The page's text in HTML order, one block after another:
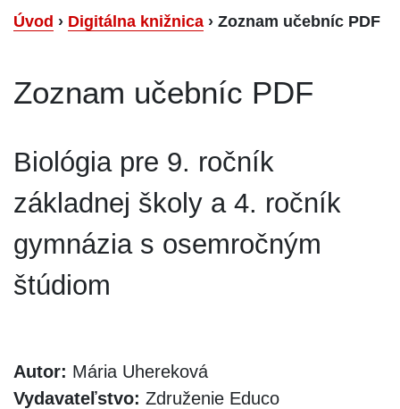
Úvod › Digitálna knižnica › Zoznam učebníc PDF
Zoznam učebníc PDF
Biológia pre 9. ročník
základnej školy a 4. ročník
gymnázia s osemročným
štúdiom
Autor: Mária Uhereková
Vydavateľstvo: Združenie Educo